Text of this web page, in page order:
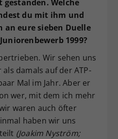
gestanden. Welche
du mit ihm und
an eure sieben Duelle
1999?
Wir sehen uns
damals auf der ATP-
Mal im Jahr. Aber er
wer, mit dem ich mehr
waren auch öfter
haben wir uns
(Joakim Nyström;